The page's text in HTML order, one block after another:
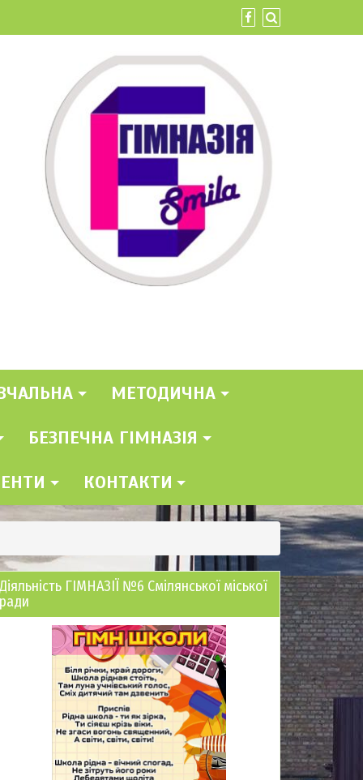
МЕТОДИЧНА
БЕЗПЕЧНА ГІМНАЗІЯ
КОНТАКТИ
Діяльність ГІМНАЗІЇ №6 Смілянської міської
ради